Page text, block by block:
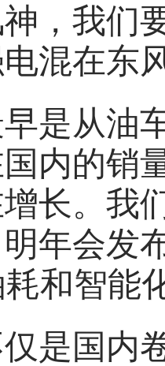
，我们
混在东
从油车
内的销
长。我
年会发
和智能
国内卷